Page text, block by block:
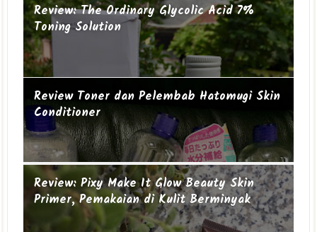
Review: The Ordinary Glycolic Acid 7%
Toning Solution
Review Toner dan Pelembab Hatomugi Skin
Conditioner
Suami-suami Jauh dari Istri
Cucu ke-19
Ibu Introvert
Review: Pixy Make It Glow Beauty Skin
Primer, Pemakaian di Kulit Berminyak